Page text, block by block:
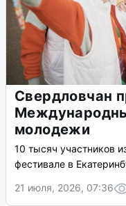
Свердловчан
молодежи
10 тысяч участников
фестивале в
21 июля, 2026, 07:36